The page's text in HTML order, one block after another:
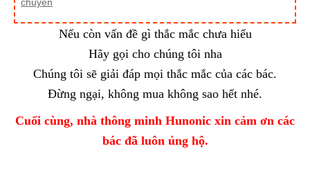
Nếu còn vấn đề gì thắc mắc chưa hiểu
Hãy gọi cho chúng tôi nha
Chúng tôi sẽ giải đáp mọi thắc mắc của các bác.
Đừng ngại, không mua không sao hết nhé.
Cuối cùng, nhà thông minh Hunonic xin cảm ơn các
bác đã luôn ủng hộ.